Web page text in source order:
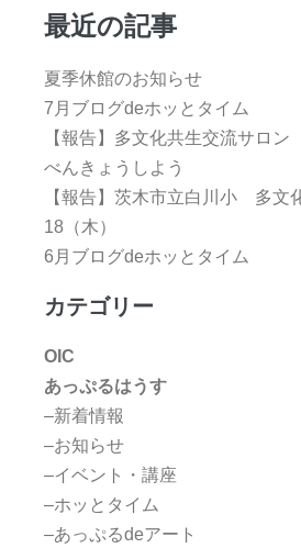
最近の記事
夏季休館のお知らせ
7月ブログdeホッとタイム
【報告】多文化共生交流サロ
べんきょうしよう
【報告】茨木市立白川小 多文
18（木）
6月ブログdeホッとタイム
カテゴリー
OIC
あっぷるはうす
–新着情報
–お知らせ
–イベント・講座
–ホッとタイム
–あっぷるdeアート